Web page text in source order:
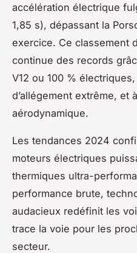
accélération électrique
1,85 s), dépassant la
exercice. Ce classement
continue des records
V12 ou 100 %
d’allégement extrême, et
aérodynamique.
Les tendances 2024
moteurs électriques
thermiques ultra-
performance brute,
audacieux redéfinit les
trace la voie pour les
secteur.